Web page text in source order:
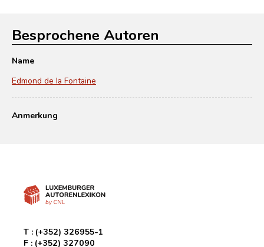
Besprochene Autoren
Name
Edmond de la Fontaine
Anmerkung
T : (+352) 326955-1
F : (+352) 327090